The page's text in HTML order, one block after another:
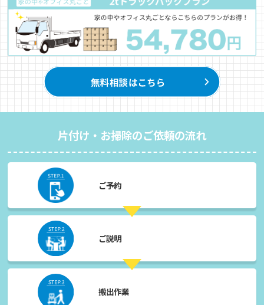
片付け・お掃除のご依頼の流れ
ご予約
ご説明
搬出作業